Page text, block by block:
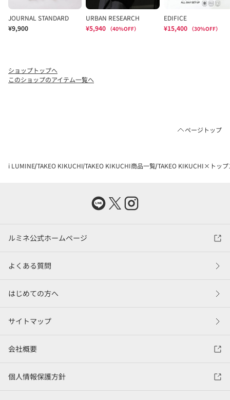
ショップトップへ
このショップのアイテム一覧へ
ページトップ
i LUMINE TAKEO KIKUCHI TAKEO KIKUCHI商品一覧 TAKEO KIKUCHI×トップ
ルミネ公式ホームページ
よくある質問
はじめての方へ
サイトマップ
会社概要
個人情報保護方針